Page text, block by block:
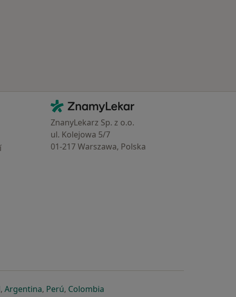
Kontakt
ZnamyLekar - Hlavní stránka
ZnanyLekarz Sp. z o.o.
ul. Kolejowa 5/7
01-217 Warszawa, Polska
záložce
v nové záložce
se otevře v nové záložce
, Argentinase otevře v nové záložce
, Perúse otevře v nové záložce
, Colombiase otevře v nové záložce